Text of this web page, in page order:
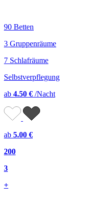
90 Betten
3 Gruppenräume
7 Schlafräume
Selbstverpflegung
ab 4.50 € /Nacht
ab 5.00 €
200
3
+